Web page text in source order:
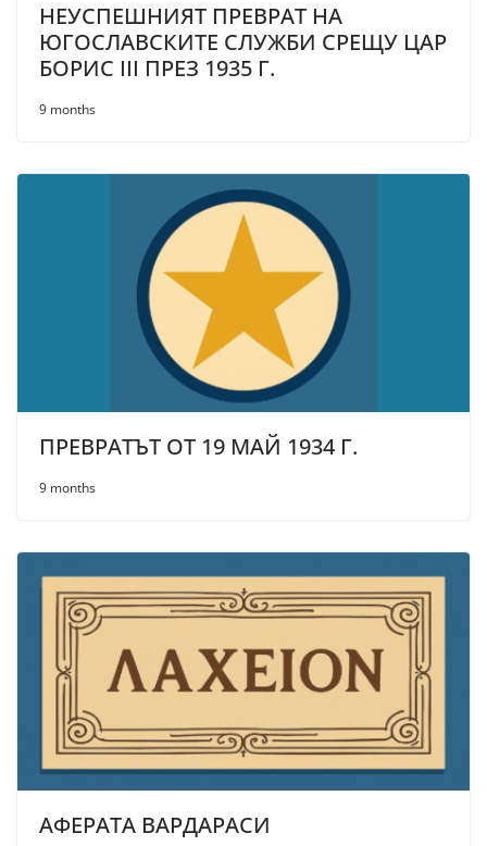
НЕУСПЕШНИЯТ ПРЕВРАТ НА
ЮГОСЛАВСКИТЕ СЛУЖБИ СРЕЩУ ЦАР
БОРИС III ПРЕЗ 1935 Г.
9 months
ПРЕВРАТЪТ ОТ 19 МАЙ 1934 Г.
9 months
АФЕРАТА ВАРДАРАСИ